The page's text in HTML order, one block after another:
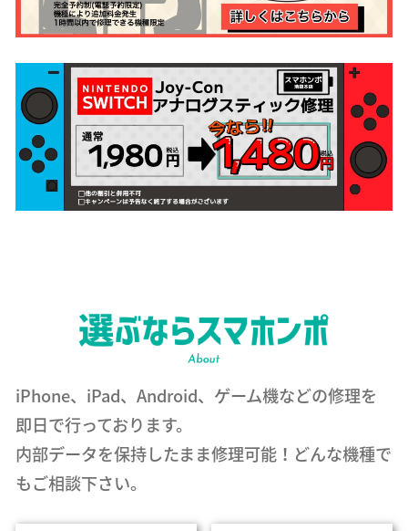
iPhone、iPad、Android、ゲーム機などの修理を
即日で行っております。
内部データを保持したまま修理可能！どんな機種で
もご相談下さい。